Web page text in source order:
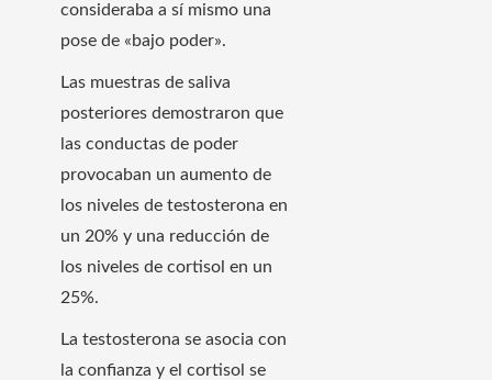
consideraba a sí mismo una
pose de «bajo poder».
Las muestras de saliva
posteriores demostraron que
las conductas de poder
provocaban un aumento de
los niveles de testosterona en
un 20% y una reducción de
los niveles de cortisol en un
25%.
La testosterona se asocia con
la confianza y el cortisol se